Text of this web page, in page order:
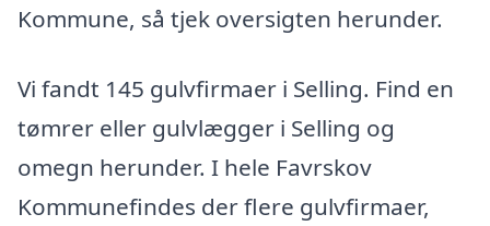
Kommune, så tjek oversigten herunder.
Vi fandt 145 gulvfirmaer i Selling. Find en
tømrer eller gulvlægger i Selling og
omegn herunder. I hele Favrskov
Kommunefindes der flere gulvfirmaer,